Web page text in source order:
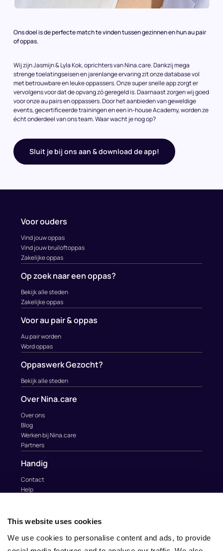
This website uses cookies
We use cookies to personalise content and ads, to provide
Ons doel is de perfecte match te vinden tussen gezinnen en hun au pair
of oppas.
Wij zijn Jasmijn & Lyla Kok, oprichters van Nina.care. Dankzij mega
strenge toelatingseisen en jarenlange ervaring zit onze database vol
met betrouwbare en leuke oppassers. Onze super snelle app zorgt er
vervolgens voor dat de opvang zó geregeld is. Daarnaast zorgen wij goed
voor onze au pairs en oppassers. Door het aanbieden van geweldige
events, gecertificeerde trainingen en een in-house Academy, worden ze
écht onderdeel van ons team. Waar wacht je nog op?
Sluit je bij ons aan & download de app!
Voor ouders
Vind jouw oppas
Vind jouw bruiloftoppas
Zakelijke oppas
Op zoek naar een oppas?
Bekijk alle steden
Zakelijke oppas
Voor au pair & oppas
Au pair worden
Word oppas
Oppaswerk Gezocht?
Bekijk alle steden
Over Nina.care
Over ons
Blog
Werken bij Nina.care
Partners
Handig
Contact
Help
info@nina.care